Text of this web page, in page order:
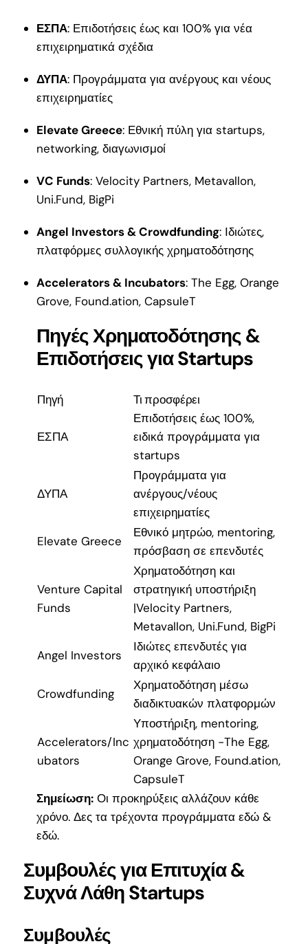
ΕΣΠΑ: Επιδοτήσεις έως και 100% για νέα
επιχειρηματικά σχέδια
ΔΥΠΑ: Προγράμματα για ανέργους και νέους
επιχειρηματίες
Elevate Greece: Εθνική πύλη για startups,
networking, διαγωνισμοί
VC Funds: Velocity Partners, Metavallon,
Uni.Fund, BigPi
Angel Investors & Crowdfunding: Ιδιώτες,
πλατφόρμες συλλογικής χρηματοδότησης
Accelerators & Incubators: The Egg, Orange
Grove, Found.ation, CapsuleT
Πηγές Χρηματοδότησης &
Επιδοτήσεις για Startups
Πηγή Τι προσφέρει
ΕΣΠΑ
Επιδοτήσεις έως 100%,
ειδικά προγράμματα για
startups
ΔΥΠΑ
Προγράμματα για
ανέργους/νέους
επιχειρηματίες
Elevate Greece
Εθνικό μητρώο, mentoring,
πρόσβαση σε επενδυτές
Venture Capital
Funds
Χρηματοδότηση και
στρατηγική υποστήριξη
|Velocity Partners,
Metavallon, Uni.Fund, BigPi
Angel Investors
Ιδιώτες επενδυτές για
αρχικό κεφάλαιο
Crowdfunding
Χρηματοδότηση μέσω
διαδικτυακών πλατφορμών
Accelerators/Inc
ubators
Υποστήριξη, mentoring,
χρηματοδότηση -The Egg,
Orange Grove, Found.ation,
CapsuleT
Σημείωση: Οι προκηρύξεις αλλάζουν κάθε
χρόνο. Δες τα τρέχοντα προγράμματαεδώ &
εδώ.
Συμβουλές για Επιτυχία &
Συχνά Λάθη Startups
Συμβουλές